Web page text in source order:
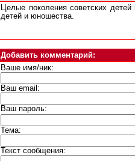
Целые поколения советских
детей и юношества.
Добавить комментарий:
Ваше имя/ник:
Ваш email:
Ваш пароль:
Тема:
Текст сообщения: